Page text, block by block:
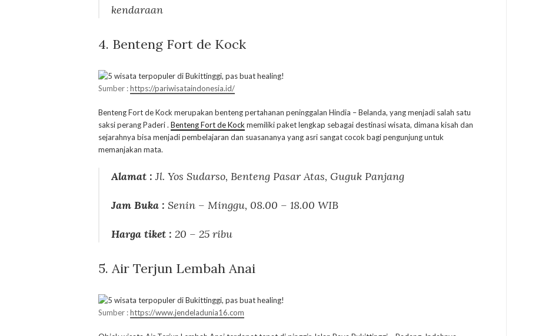
kendaraan
4. Benteng Fort de Kock
Sumber :https://pariwisataindonesia.id/
Benteng Fort de Kock merupakan benteng pertahanan peninggalan Hindia – Belanda, yang menjadi salah satu
saksi perang Paderi . Benteng Fort de Kock memiliki paket lengkap sebagai destinasi wisata, dimana kisah dan
sejarahnya bisa menjadi pembelajaran dan suasananya yang asri sangat cocok bagi pengunjung untuk
memanjakan mata.
Alamat :Jl. Yos Sudarso, Benteng Pasar Atas, Guguk Panjang
Jam Buka : Senin – Minggu, 08.00 – 18.00 WIB
Harga tiket : 20 – 25 ribu
5. Air Terjun Lembah Anai
Sumber :https://www.jendeladunia16.com